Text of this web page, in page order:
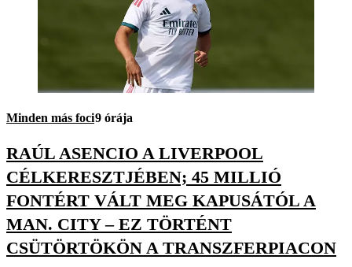
Minden más foci9 órája
RAÚL ASENCIO A LIVERPOOL
CÉLKERESZTJÉBEN; 45 MILLIÓ
FONTÉRT VÁLT MEG KAPUSÁTÓL A
MAN. CITY – EZ TÖRTÉNT
CSÜTÖRTÖKÖN A TRANSZFERPIACON